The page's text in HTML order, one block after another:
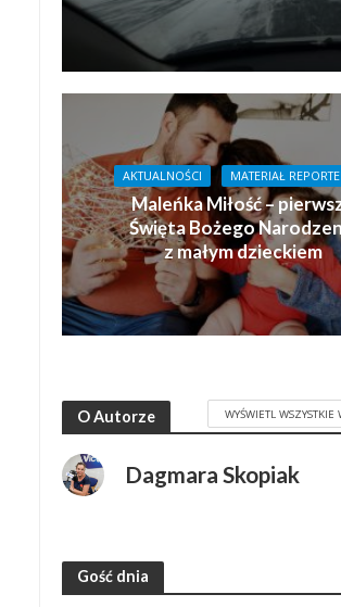
AKTUALNOŚCI MATERIAŁ
Maleńka Miłość –
Święta Bożego
z małym dzieckiem
O Autorze WYŚWIETL
Dagmara Skopiak
Gość dnia